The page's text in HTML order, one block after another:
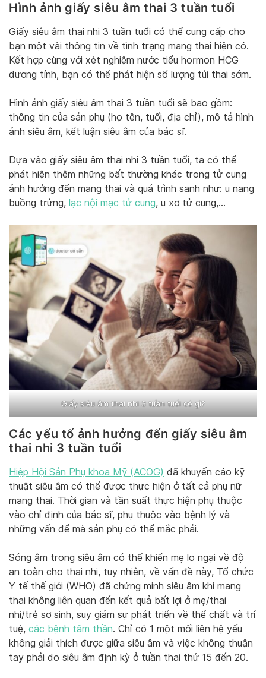
Hình ảnh giấy siêu âm thai 3 tuần tuổi
Giấy siêu âm thai nhi 3 tuần tuổi có thể cung cấp cho
bạn một vài thông tin về tình trạng mang thai hiện có.
Kết hợp cùng với xét nghiệm nước tiểu hormon HCG
dương tính, bạn có thể phát hiện số lượng túi thai sớm.
Hình ảnh giấy siêu âm thai 3 tuần tuổi sẽ bao gồm:
thông tin của sản phụ (họ tên, tuổi, địa chỉ), mô tả hình
ảnh siêu âm, kết luận siêu âm của bác sĩ.
Dựa vào giấy siêu âm thai nhi 3 tuần tuổi, ta có thể
phát hiện thêm những bất thường khác trong tử cung
ảnh hưởng đến mang thai và quá trình sanh như: u nang
buồng trứng, lạc nội mạc tử cung, u xơ tử cung,…
Giấy siêu âm thai nhi 3 tuần tuổi có gì?
Các yếu tố ảnh hưởng đến giấy siêu âm
thai nhi 3 tuần tuổi
Hiệp Hội Sản Phụ khoa Mỹ (ACOG) đã khuyến cáo kỹ
thuật siêu âm có thể được thực hiện ở tất cả phụ nữ
mang thai. Thời gian và tần suất thực hiện phụ thuộc
vào chỉ định của bác sĩ, phụ thuộc vào bệnh lý và
những vấn để mà sản phụ có thể mắc phải.
Sóng âm trong siêu âm có thể khiến mẹ lo ngại về độ
an toàn cho thai nhi, tuy nhiên, về vấn đề này, Tổ chức
Y tế thế giới (WHO) đã chứng minh siêu âm khi mang
thai không liên quan đến kết quả bất lợi ở mẹ/thai
nhi/trẻ sơ sinh, suy giảm sự phát triển về thể chất và trí
tuệ, các bệnh tâm thần. Chỉ có 1 một mối liên hệ yếu
không giải thích được giữa siêu âm và việc không thuận
tay phải do siêu âm định kỳ ở tuần thai thứ 15 đến 20.